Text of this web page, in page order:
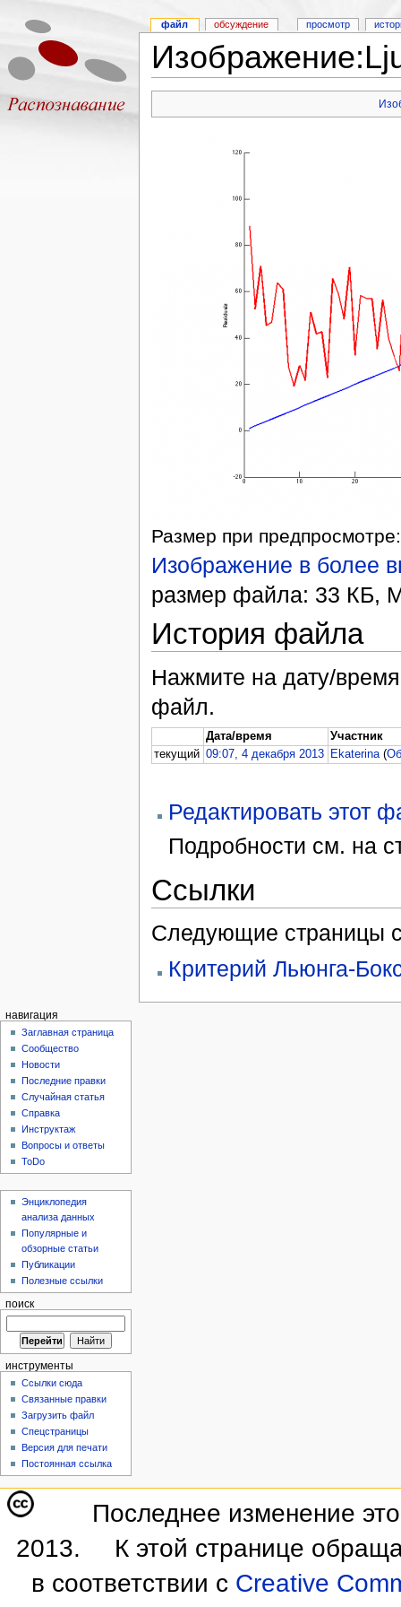
Размер при
Изображение в более
размер файла: 33 КБ,
История файла
Нажмите на дату/
файл.
Дата/время
Участник
текущий 09:07, 4 декабря 2013 Ekaterina(
Редактировать этот
Подробности см. на
Ссылки
Следующие страницы
Критерий Льюнга-
файл обсуждение просмотр
навигация
Заглавная страница
Сообщество
Новости
Последние правки
Случайная статья
Справка
Инструктаж
Вопросы и ответы
ToDo
Энциклопедия
анализа данных
Популярные и
обзорные статьи
Публикации
Полезные ссылки
поиск
инструменты
Ссылки сюда
Связанные правки
Загрузить файл
Спецстраницы
Версия для печати
Постоянная ссылка
Последнее изменение
2013.
К этой странице
в соответствии с Creative